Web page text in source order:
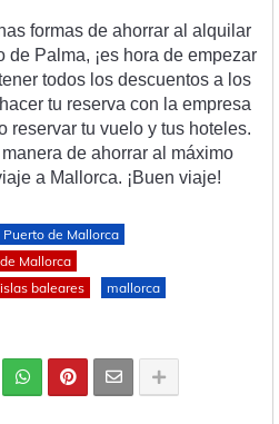
as formas de ahorrar al al quilar
de Pal ma, ¡es hora de empezar
ener todos los descuentos a los
acer tu reserva con la empresa
reservar tu vuel o y tus hotel es.
era de ahorrar al máximo
je a Mall orca. ¡Buen viaje!
de Mallorca
Mallorca
islas baleares
mallorca